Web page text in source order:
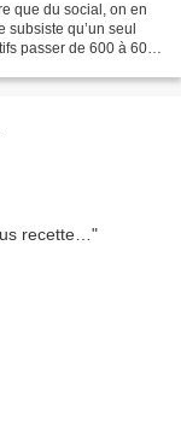
que du social, on en
qu’un seul
passer de 600 à 60.